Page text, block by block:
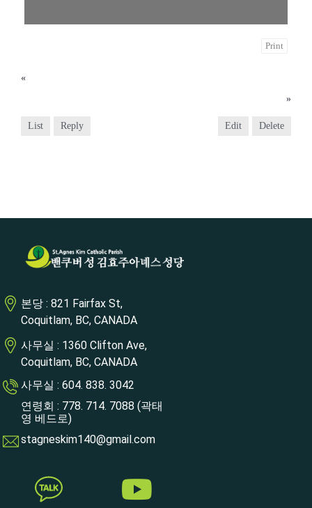
Print
«
»
List Reply Edit Delete
본당 : 821 Fairfax St,
Coquitlam, BC, CANADA
사무실 : 1360 Clifton Ave,
Coquitlam, BC, CANADA
사무실 : 604. 838. 3042
연령회 : 778. 714. 7088 (곽태
영 베드로)
stagneskim140@gmail.com